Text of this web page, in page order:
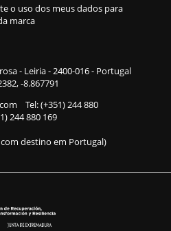
o uso dos meus dados para
marca
- Leiria - 2400-016 - Portugal
-8.867791
Tel:(+351) 244 880
244 880 169
destino em Portugal)